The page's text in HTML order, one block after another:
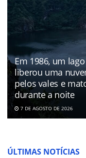
Em 1986, um
liberou uma
pelos vales e
durante a noite
7 DE AGOSTO DE 2026
ÚLTIMAS NOTÍCIAS